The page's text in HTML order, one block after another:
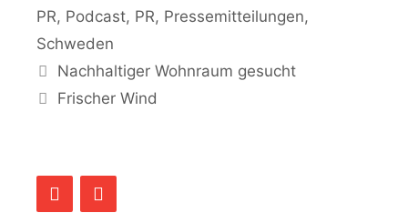
PR, Podcast, PR, Pressemitteilungen,
Schweden
Nachhaltiger Wohnraum gesucht
Frischer Wind